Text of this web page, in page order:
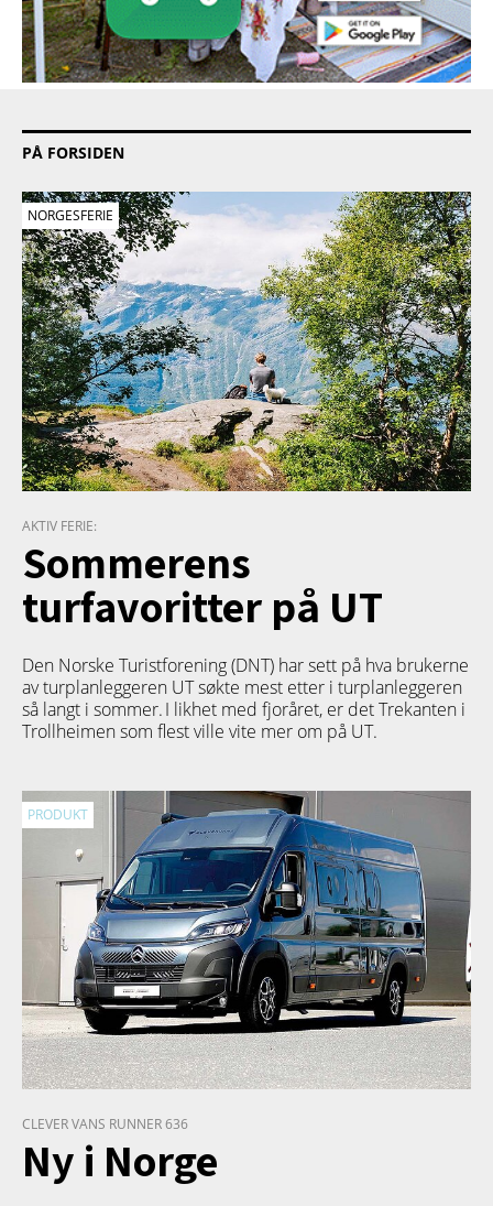
PÅ FORSIDEN
NORGESFERIE
AKTIV FERIE:
Sommerens
turfavoritter på UT
Den Norske Turistforening (DNT) har sett på hva brukerne
av turplanleggeren UTsøkte mest etter i turplanleggeren
så langt i sommer. I likhet med fjoråret, er det Trekanten i
Trollheimen som flest ville vite mer om på UT.
PRODUKT
CLEVER VANS RUNNER 636
Ny i Norge